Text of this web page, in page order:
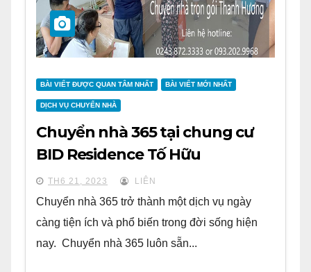
BÀI VIẾT ĐƯỢC QUAN TÂM NHẤT BÀI VIẾT MỚI NHẤT
DỊCH VỤ CHUYỂN NHÀ
Chuyển nhà 365 tại chung cư
BID Residence Tố Hữu
TH6 21, 2023 LIÊN
Chuyển nhà 365 trở thành một dịch vụ ngày
càng tiện ích và phổ biến trong đời sống hiện
nay. Chuyển nhà 365 luôn sẵn...